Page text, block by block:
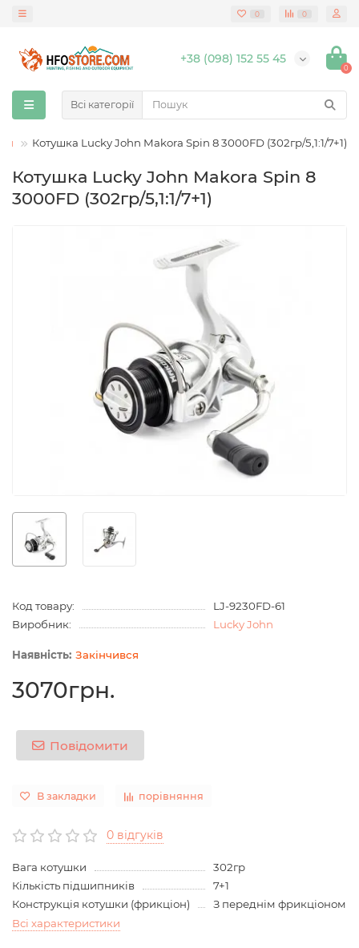
0 0
+38 (098) 152 55 45
0
Всі категорії
Котушка Lucky John Makora Spin 8 3000FD (302гр/5,1:1/7+1)
Котушка Lucky John Makora Spin 8
3000FD (302гр/5,1:1/7+1)
Код товару:
LJ-9230FD-61
Виробник:
Lucky John
Закінчився
3070грн.
Повідомити
В закладки порівняння
0 відгуків
Вага котушки
302гр
Кількість підшипників
7+1
Конструкція котушки (фрикціон)
З переднім фрикціоном
Всі характеристики